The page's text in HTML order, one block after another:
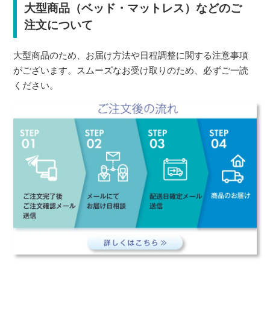
大型商品（ベッド・マットレス）などのご
注文について
大型商品のため、お届け方法や日程調整に関する注意事項
がございます。スムーズなお受け取りのため、必ずご一読
ください。